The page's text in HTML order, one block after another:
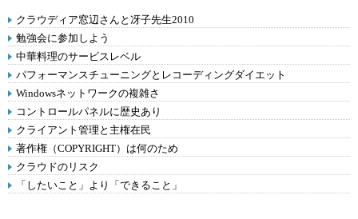
クラウディア窓辺さんと冴子先生2010
勉強会に参加しよう
中華料理のサービスレベル
パフォーマンスチューニングとレコーディングダイエット
Windowsネットワークの複雑さ
コントロールパネルに歴史あり
クライアント管理と主権在民
著作権（COPYRIGHT）は何のため
クラウドのリスク
「したいこと」より「できること」